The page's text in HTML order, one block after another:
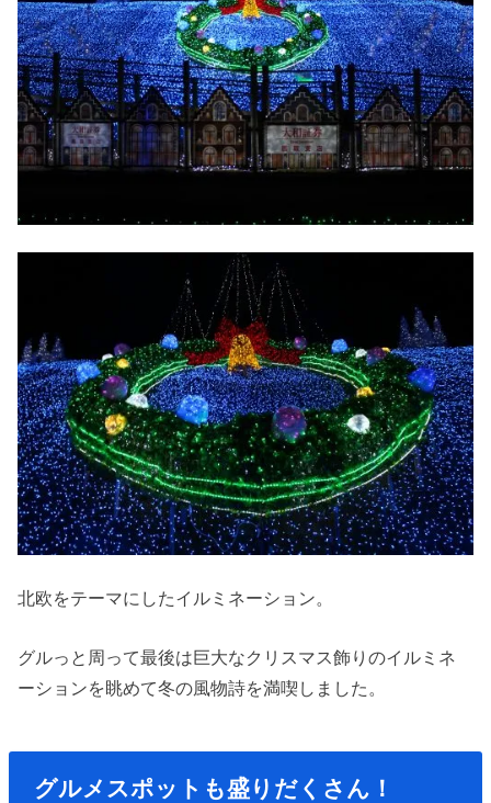
北欧をテーマにしたイルミネーション。
グルっと周って最後は巨大なクリスマス飾りのイルミネ
ーションを眺めて冬の風物詩を満喫しました。
グルメスポットも盛りだくさん！